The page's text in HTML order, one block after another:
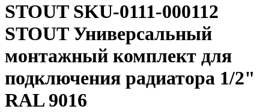
STOUT SKU-0111-000112
STOUT Универсальный
монтажный комплект для
подключения радиатора 1/2"
RAL 9016